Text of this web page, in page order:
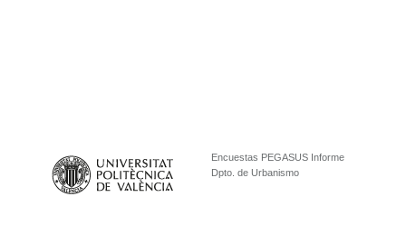
Encuestas PEGASUS Informe
Dpto. de Urbanismo